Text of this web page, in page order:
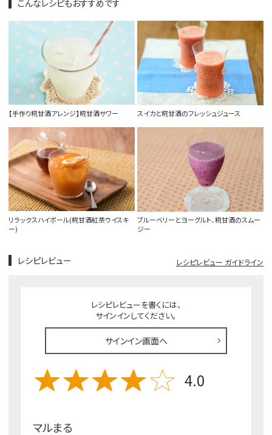
こんなレシピもおすすめです
【手作り糀甘酒アレンジ】糀甘酒サワー スイカと糀甘酒のフレッシュジュース
リラックスハイボール(糀甘酒紅茶ウイスキ
ー)
ブルーベリーとヨーグルト、糀甘酒のスムー
ジー
レシピレビュー レシピレビュー ガイドライン
レシピレビューを書くには、
サインインしてください。
サインイン画面へ
4.0
マルまる